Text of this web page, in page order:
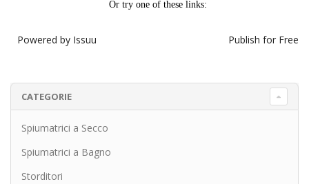
Powered by Issuu Publish for Free
CATEGORIE
Spiumatrici a Secco
Spiumatrici a Bagno
Storditori